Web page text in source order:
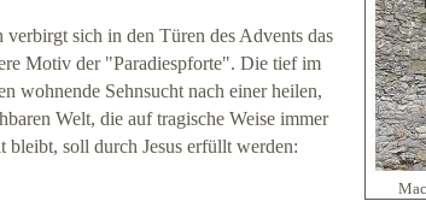
verbirgt sich in den Türen des Advents das
Motiv der "Paradiespforte". Die tief im
wohnende Sehnsucht nach einer heilen,
Welt, die auf tragische Weise immer
bleibt, soll durch Jesus erfüllt werden: